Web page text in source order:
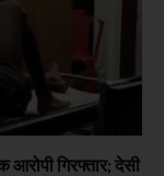
गिरफ्तार; देसी